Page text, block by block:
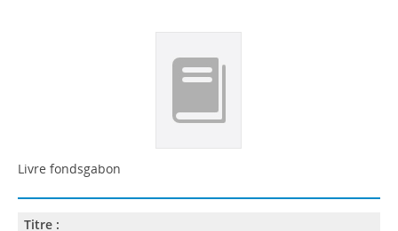
Livre fondsgabon
Titre :